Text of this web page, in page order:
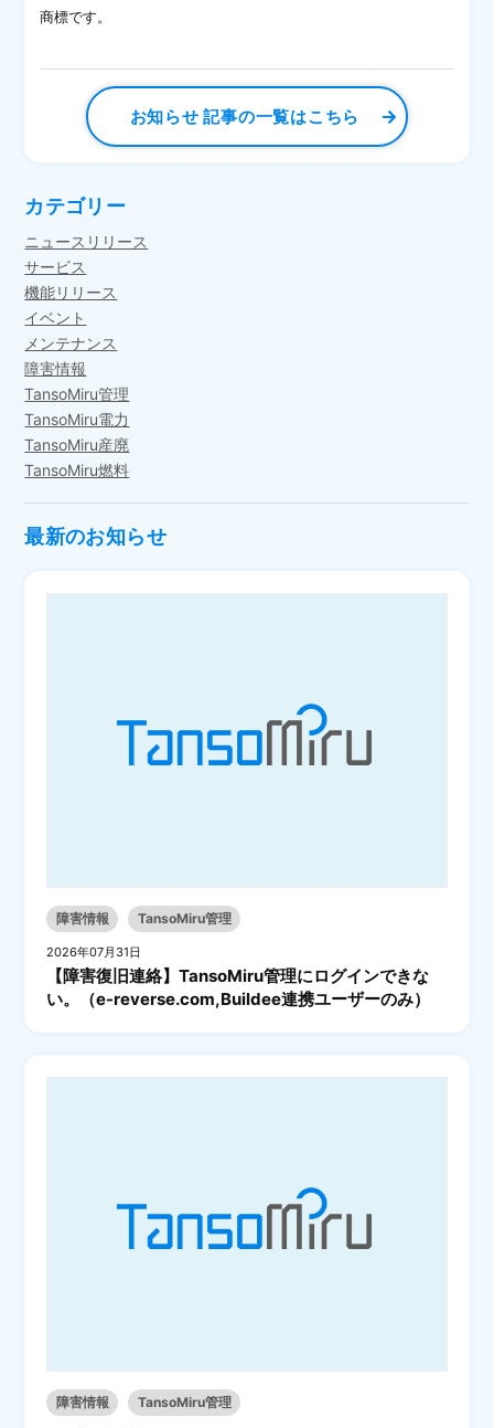
商標です。
お知らせ 記事の一覧はこちら
カテゴリー
ニュースリリース
サービス
機能リリース
イベント
メンテナンス
障害情報
TansoMiru管理
TansoMiru電力
TansoMiru産廃
TansoMiru燃料
最新のお知らせ
障害情報 TansoMiru管理
2026年07月31日
【障害復旧連絡】TansoMiru管理にログインできな
い。（e-reverse.com,Buildee連携ユーザーのみ）
障害情報 TansoMiru管理